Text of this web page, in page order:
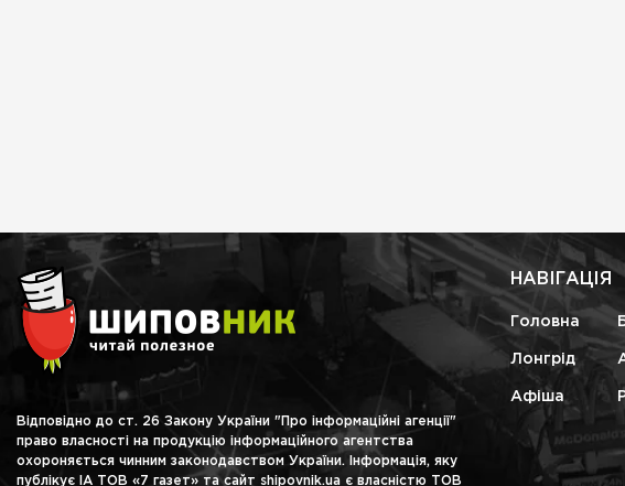
Відповідно до ст. 26 Закону України "Про інформаційні агенції"
право власності на продукцію інформаційного агентства
охороняється чинним законодавством України. Інформація, яку
публікує ІА ТОВ «7 газет» та сайт shipovnik.ua є власністю ТОВ
НАВІГАЦІЯ
Головна
Лонгрід
Афіша